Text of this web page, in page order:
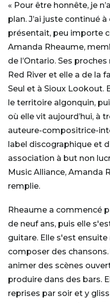
« Pour être honnête, je
plan. J’ai juste continué
présentait, peu importe
Amanda Rheaume,
de l’Ontario. Ses
Red River et elle a de la
Seul et à Sioux Lookout.
le territoire algonquin,
où elle vit aujourd’hui, à
auteure-compositrice-
label discographique et
association à but non
Music Alliance, Amanda
remplie.
Rheaume a commencé
de neuf ans, puis elle
guitare. Elle s'est
composer des
animer des scènes
produire dans des bars.
reprises par soir et y